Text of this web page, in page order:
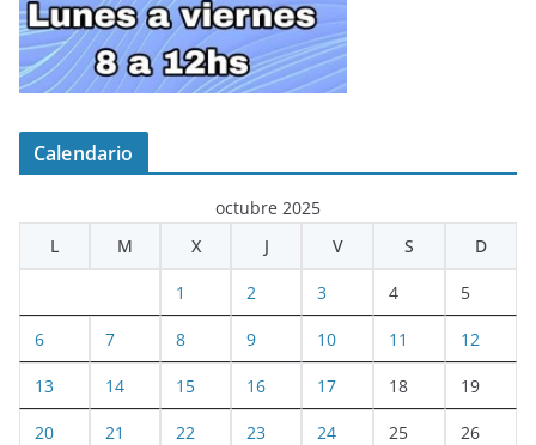
Calendario
octubre 2025
L
M X J V S D
1 2 3 4 5
6 7 8 9 10 11 12
13 14 15 16 17 18 19
20 21 22 23 24 25 26